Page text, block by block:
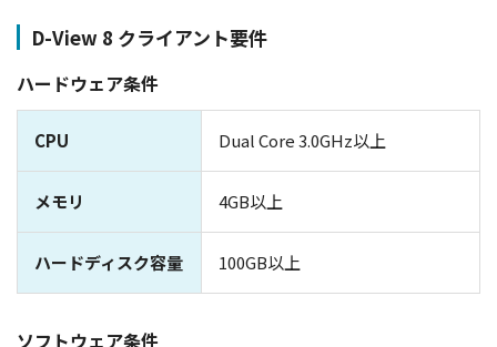
D-View 8 クライアント要件
ハードウェア条件
CPU Dual Core 3.0GHz以上
メモリ 4GB以上
ハードディスク容量 100GB以上
ソフトウェア条件